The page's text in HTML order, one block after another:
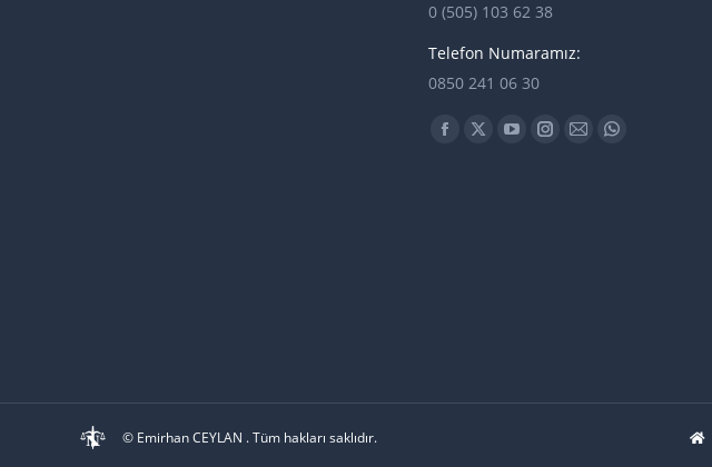
0 (505) 103 62 38
Telefon Numaramız:
0850 241 06 30
Find us on:
Facebook
X
YouTubeInstagram
MailWhatsapp
© Emirhan CEYLAN . Tüm hakları saklıdır.